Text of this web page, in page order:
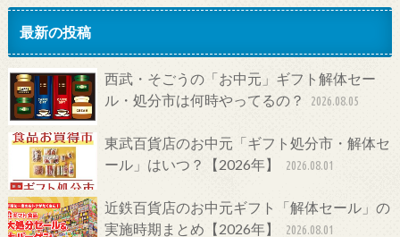
最新の投稿
西武・そごうの「お中元」ギフト解体セー
ル・処分市は何時やってるの？
2026.08.05
東武百貨店のお中元「ギフト処分市・解体セ
ール」はいつ？【2026年】
2026.08.01
近鉄百貨店のお中元ギフト「解体セール」の
実施時期まとめ【2026年】
2026.08.01